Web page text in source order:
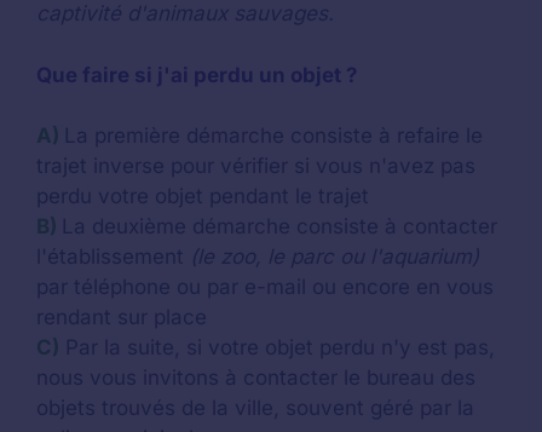
captivité d'animaux sauvages.
Que faire si j'ai perdu un objet ?
A) La première démarche consiste à refaire le
trajet inverse pour vérifier si vous n'avez pas
perdu votre objet pendant le trajet
B) La deuxième démarche consiste à contacter
l'établissement (le zoo, le parc ou l'aquarium)
par téléphone ou par e-mail ou encore en vous
rendant sur place
C) Par la suite, si votre objet perdu n'y est pas,
nous vous invitons à contacter le bureau des
objets trouvés de la ville, souvent géré par la